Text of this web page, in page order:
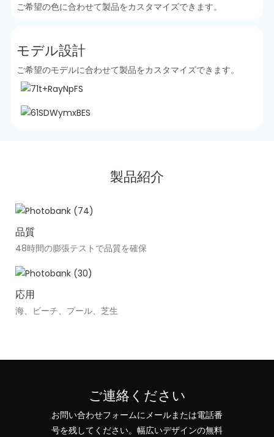
ご希望の色に合わせて製品をカスタマイズできます。
モデル設計
ご希望のモデルに合わせて製品をカスタマイズできます。
製品紹介
品質
48時間の膨張テストで品質を確保
応用
海、ビーチ、プール、芝生
ご連絡ください
お問い合わせフォームにメールまたは電話番
号を残してください。幅広いデザインの無料